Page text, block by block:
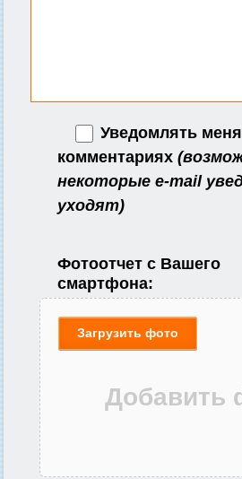
Уведомлять
комментариях
некоторые e-mail
уходят)
Фотоотчет с Вашего
смартфона:
Загрузить фото